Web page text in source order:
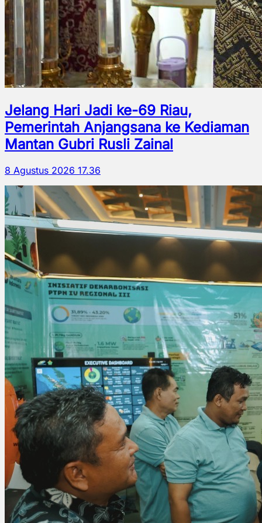
Jelang Hari Jadi ke-69 Riau,
Pemerintah Anjangsana ke Kediaman
Mantan Gubri Rusli Zainal
8 Agustus 2026 17.36